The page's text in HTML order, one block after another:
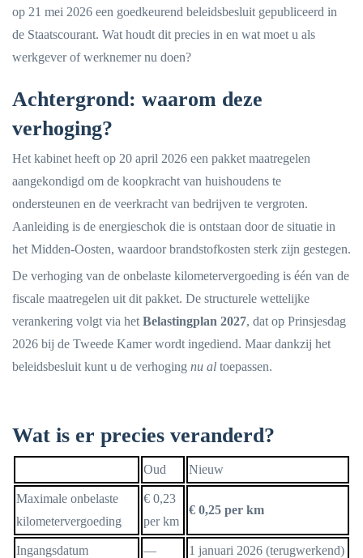
op 21 mei 2026 een goedkeurend beleidsbesluit gepubliceerd in
de Staatscourant. Wat houdt dit precies in en wat moet u als
werkgever of werknemer nu doen?
Achtergrond: waarom deze
verhoging?
Het kabinet heeft op 20 april 2026 een pakket maatregelen
aangekondigd om de koopkracht van huishoudens te
ondersteunen en de veerkracht van bedrijven te vergroten.
Aanleiding is de energieschok die is ontstaan door de situatie in
het Midden-Oosten, waardoor brandstofkosten sterk zijn gestegen.
De verhoging van de onbelaste kilometervergoeding is één van de
fiscale maatregelen uit dit pakket. De structurele wettelijke
verankering volgt via het Belastingplan 2027, dat op Prinsjesdag
2026 bij de Tweede Kamer wordt ingediend. Maar dankzij het
beleidsbesluit kunt u de verhoging nu al toepassen.
Wat is er precies veranderd?
Oud Nieuw
Maximale onbelaste
kilometervergoeding
€ 0,23
per km
€ 0,25 per km
Ingangsdatum — 1 januari 2026 (terugwerkend)